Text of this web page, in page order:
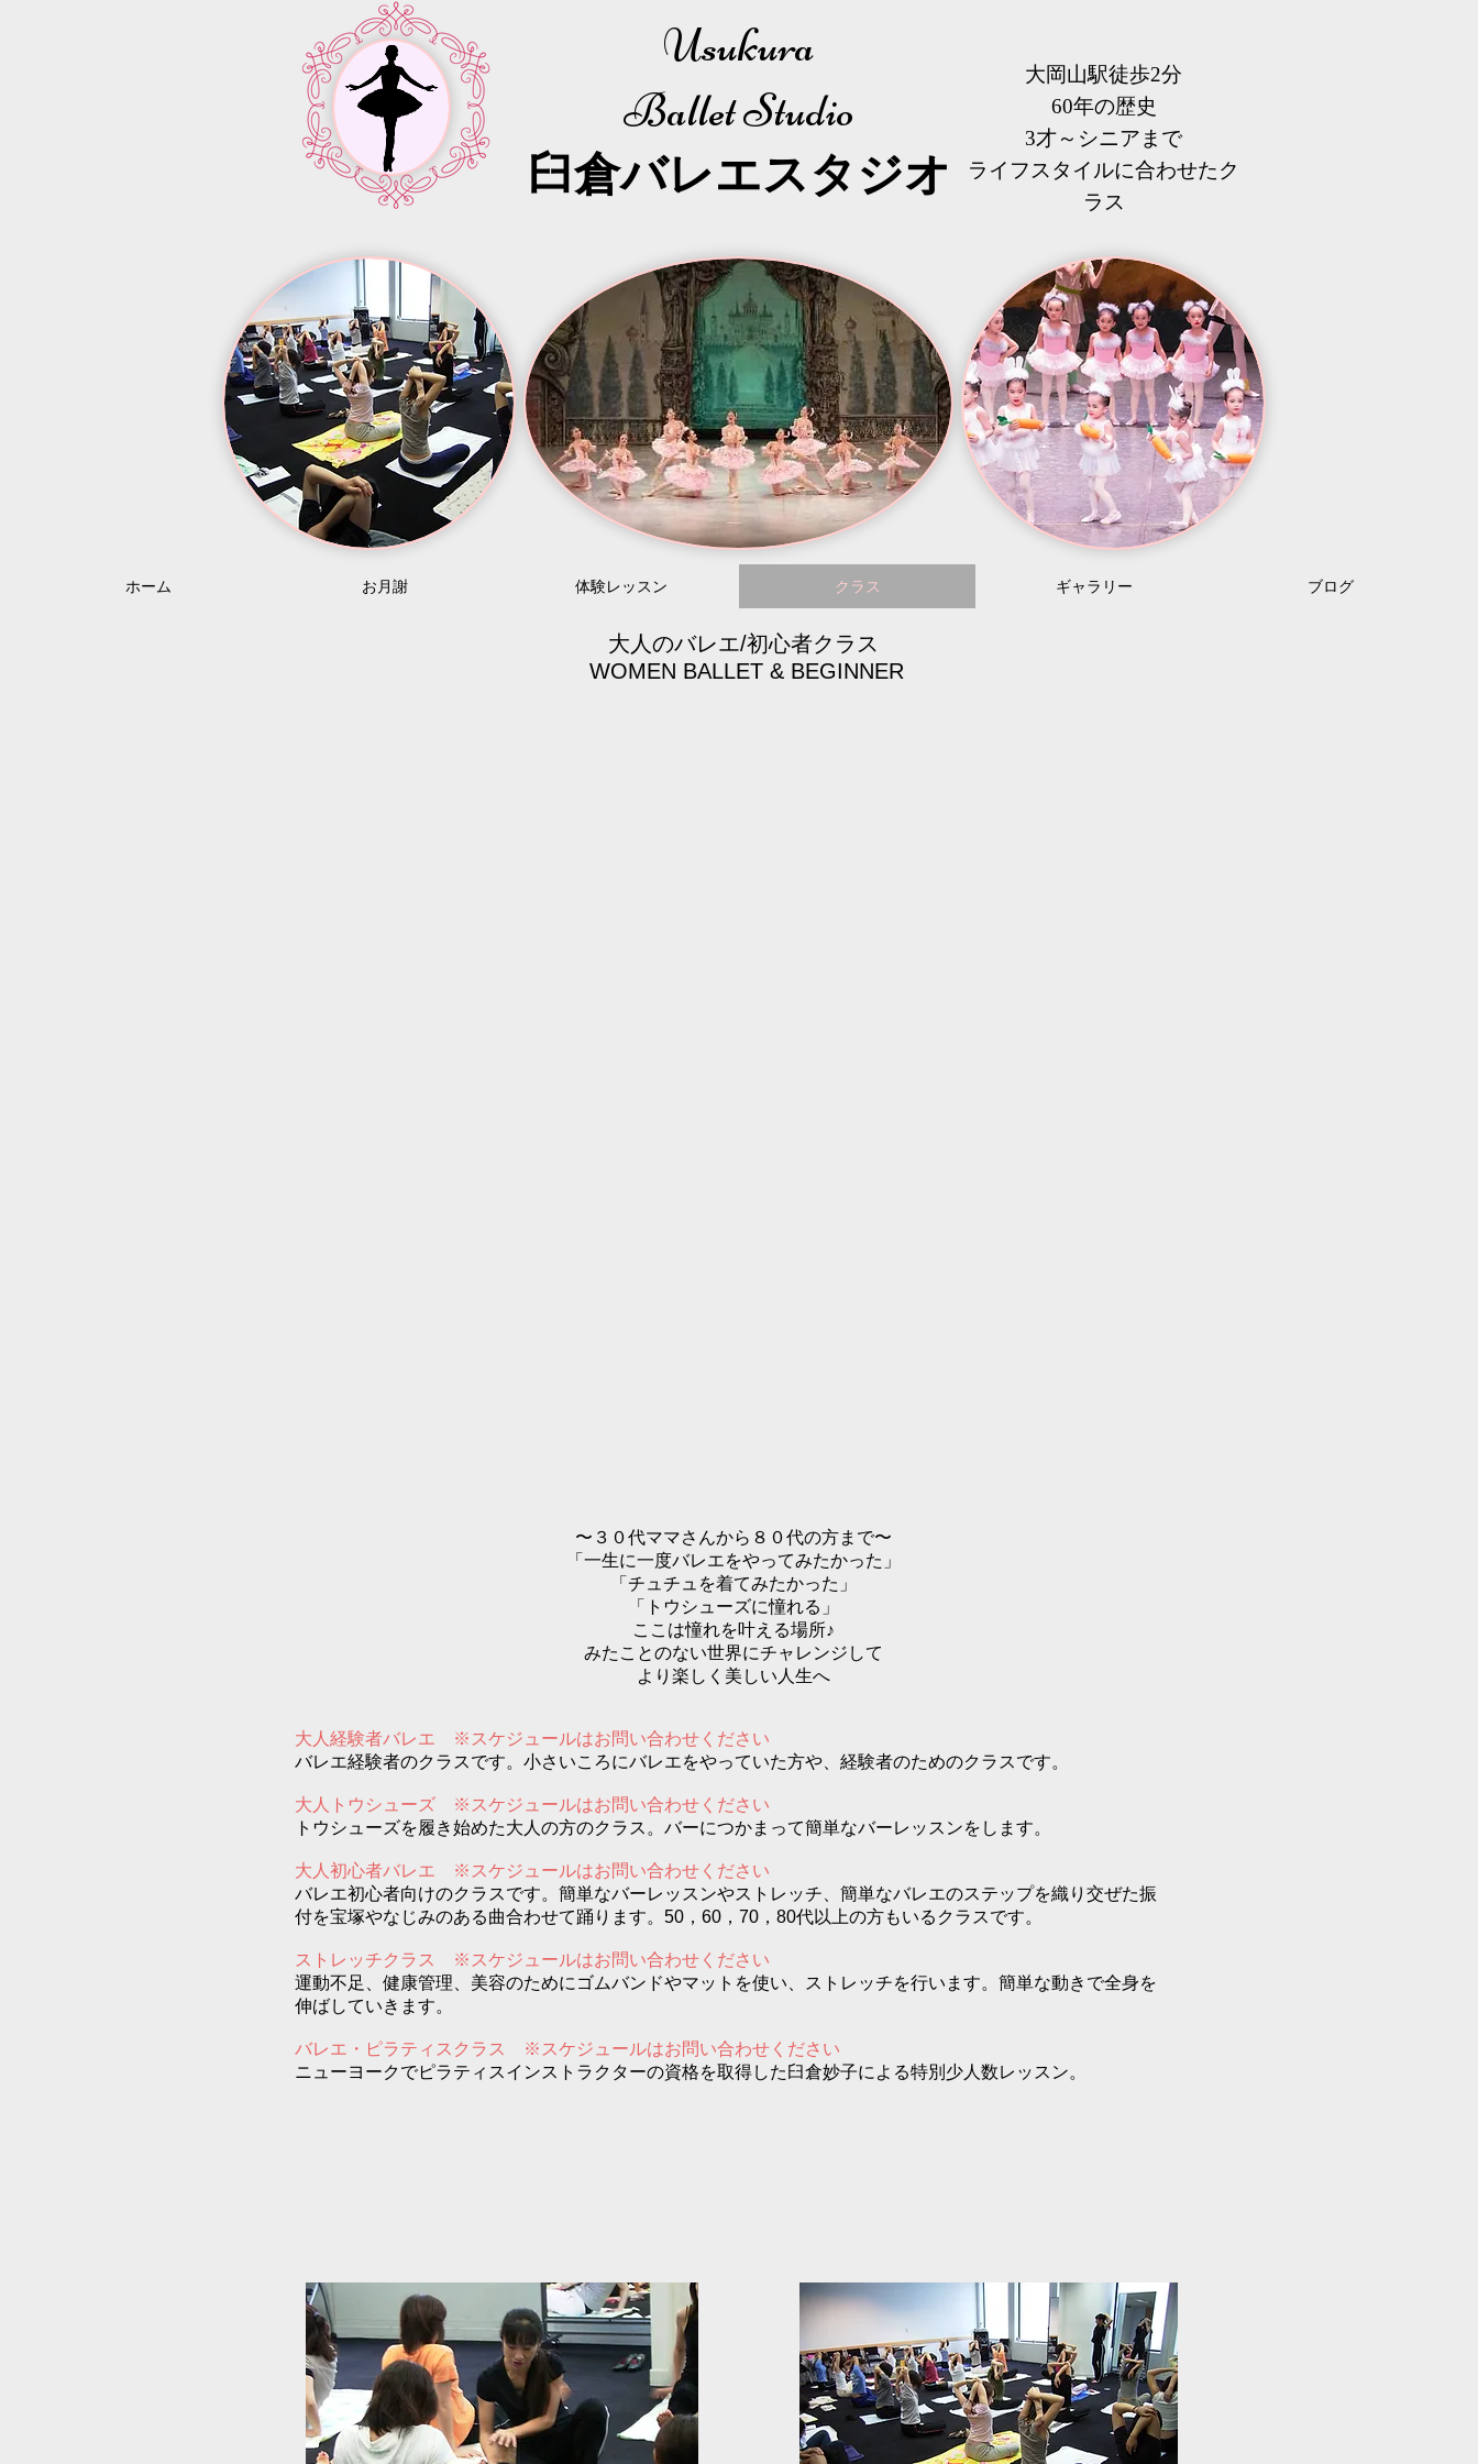
Usukura
Ballet Studio
​臼倉バレエスタジオ
大岡山駅徒歩2分
60年の歴史
3才～シニアまで
​ライフスタイルに合わせたク
ラス
ホーム お月謝 体験レッスン クラス ギャラリー ブログ
大人のバレエ/初心者クラス
WOMEN BALLET & BEGINNER
〜​３０代ママさんから８０代の方まで〜
​「一生に一度バレエをやってみたかった」
「チュチュを着てみたかった」
「トウシューズに憧れる」
ここは憧れを叶える場所♪
みたことのない世界にチャレンジして
​より楽しく美しい人生へ
大人経験者バレエ ※スケジュールはお問い合わせください
バレエ経験者のクラスです。小さいころにバレエをやっていた方や、経験者のためのクラスです。
​大人トウシューズ ※ スケジュールはお問い合わせください
トウシューズを履き始めた大人の方のクラス。バーにつかまって簡単なバーレッスンをします。
大人初心者バレエ ※ スケジュールはお問い合わせください
バレエ初心者向けのクラスです。簡単なバーレッスンやストレッチ、簡単なバレエのステップを織り交ぜた振
付を宝塚やなじみのある曲合わせて踊ります。50，60，70，80代以上の方もいるクラスです。
ストレッチクラス ※ スケジュールはお問い合わせください
運動不足、健康管理、美容のためにゴムバンドやマットを使い、ストレッチを行います。簡単な動きで全身を
伸ばしていきます。
バレエ・ピラティスクラス ※ スケジュールはお問い合わせください
ニューヨークでピラティスインストラクターの資格を取得した臼倉妙子による特別少人数レッスン。